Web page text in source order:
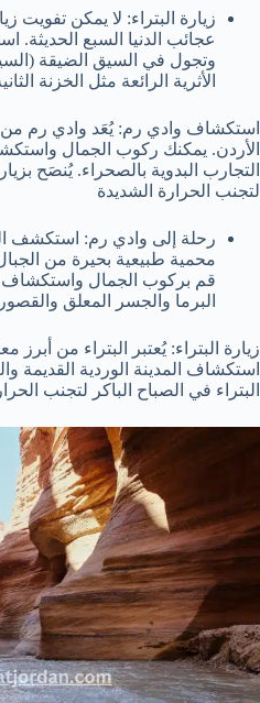
زيارة البتراء: لا يمكن تفويت
عجائب الدنيا السبع الحديثة.
وتجول في السيق الضيقة
الأثرية الرائعة مثل الخزنة
استكشاف وادي رم: يُعَد وادي رم من
الأردن. يمكنك ركوب الجمال
التجارب البدوية بالصحراء. يُنصَح
لتجنب الحرارة الشديدة
رحلة إلى وادي رم: استكشف
محمية طبيعية بحيرة من
قم بركوب الجمال واستكشاف
البرما والجسر المعلق
زيارة البتراء: يُعتبر البتراء من أبرز
استكشاف المدينة الوردية القديمة
البتراء في الصباح الباكر لتجنب